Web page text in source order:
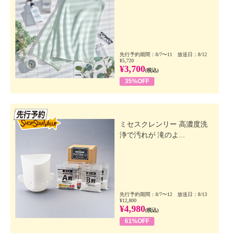
先行予約期間：8/7〜11 放送日：8/12
¥5,720
¥3,700(税込)
35%OFF
ミセスクレンリー 高濃度洗
浄で汚れが 滝のよ...
先行予約期間：8/7〜12 放送日：8/13
¥12,800
¥4,980(税込)
61%OFF